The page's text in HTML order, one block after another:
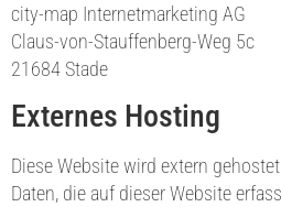
city-map Internetmarketing AG
Claus-von-Stauffenberg-Weg 5c
21684 Stade
Externes Hosting
Diese Website wird extern
Daten, die auf dieser Website